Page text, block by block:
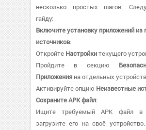
несколько простых шагов.
гайду:
Включите установку приложений из
источников:
Откройте Настройкитекущего
Пройдите в секцию
Приложения на отдельных
Активируйте опцию Неизвестные
Сохраните APK файл:
Ищите требуемый APK файл в
загрузите его на своё